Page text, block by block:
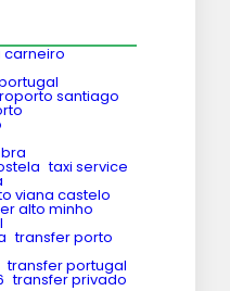
carneiro
santiago
taxi service
viana castelo
alto minho
transfer porto
transfer portugal
transfer privado